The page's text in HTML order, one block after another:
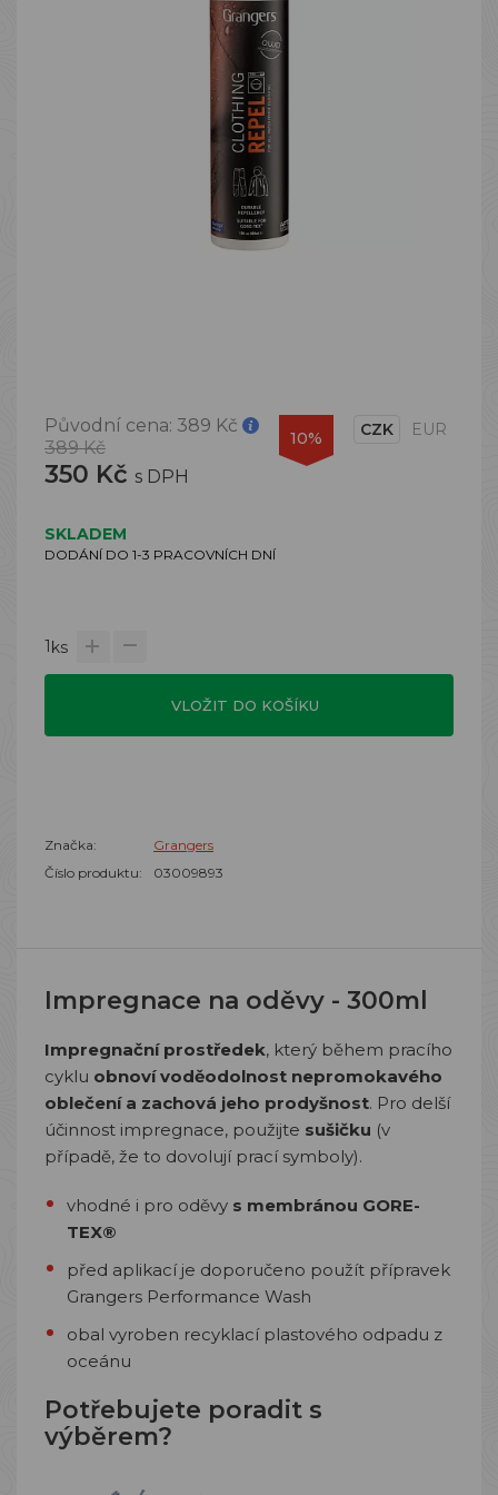
Původní cena: 389 Kč
389 Kč
350 Kč s DPH
10% CZK EUR
SKLADEM
DODÁNÍ DO 1-3 PRACOVNÍCH DNÍ
1ks
VLOŽIT DO KOŠÍKU
Značka:
Grangers
Číslo produktu:
03009893
Impregnace na oděvy - 300ml
Impregnační prostředek, který během pracího
cyklu obnoví voděodolnost nepromokavého
oblečení a zachová jeho prodyšnost. Pro delší
účinnost impregnace, použijte sušičku (v
případě, že to dovolují prací symboly).
vhodné i pro oděvy s membránou GORE-
TEX®
před aplikací je doporučeno použít přípravek
Grangers Performance Wash
obal vyroben recyklací plastového odpadu z
oceánu
Potřebujete poradit s
výběrem?